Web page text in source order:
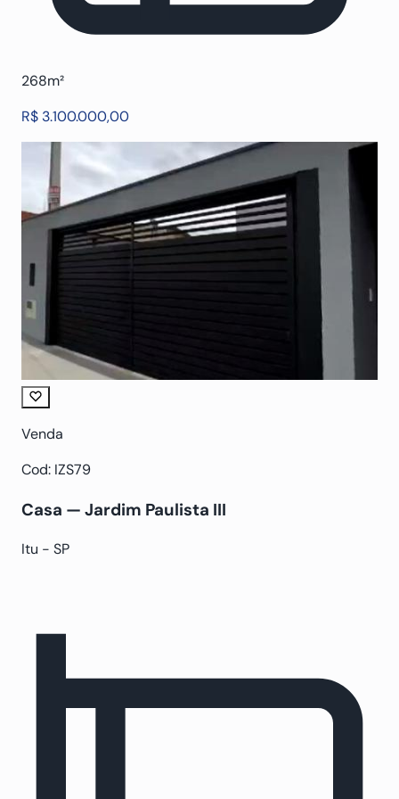
268m²
R$ 3.100.000,00
Venda
Cod: IZS79
Casa — Jardim Paulista III
Itu - SP